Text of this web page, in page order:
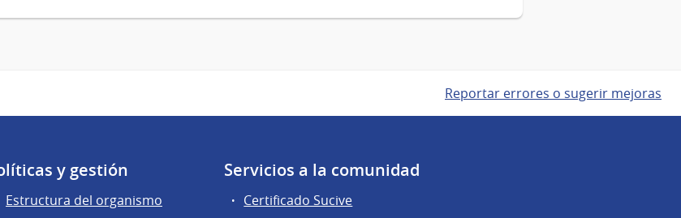
Reportar errores o sugerir mejoras
y gestión
Estructura del organismo
Servicios a la comunidad
Certificado Sucive